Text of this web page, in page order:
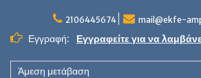
content
2106445674 mail@ekfe-
Εγγραφή: Εγγραφείτε για να
Άμεση μετάβαση